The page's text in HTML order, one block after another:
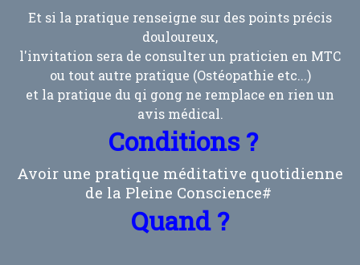
Et si la pratique renseigne sur des points précis
douloureux,
l'invitation sera de consulter un praticien en MTC
ou tout autre pratique (Ostéopathie etc...)
et la pratique du qi gong ne remplace en rien un
avis médical.
Conditions ?
Avoir une pratique méditative quotidienne
de la Pleine Conscience#
Quand ?